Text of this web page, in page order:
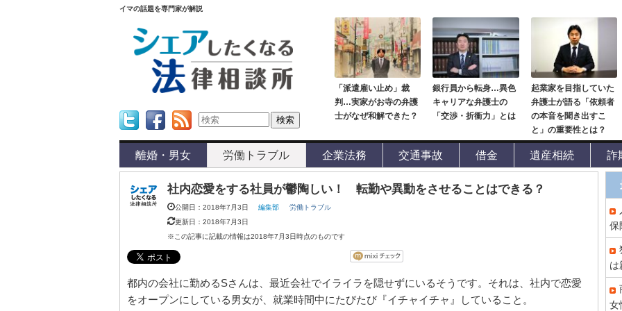
イマの話題を専門家が解説
「派遣雇い止め」裁
判…実家がお寺の弁護
士がなぜ和解できた？
銀行員から転身…異色
キャリアな弁護士の
「交渉・折衝力」とは
起業家を目指していた
弁護士が語る「依頼者
の本音を聞き出すこ
と」の重要性とは？
離婚・男女 労働トラブル 企業法務 交通事故 借金 遺産相続 詐
社内恋愛をする社員が鬱陶しい！ 転勤や異動をさせることはできる？
公開日：2018年7月3日 編集部
労働トラブル
更新日：2018年7月3日
※この記事に記載の情報は2018年7月3日時点のものです
都内の会社に勤めるSさんは、最近会社でイライラを隠せずにいるそうです。それは、社内で恋愛
をオープンにしている男女が、就業時間中にたびたび『イチャイチャ』していること。
保
は
女